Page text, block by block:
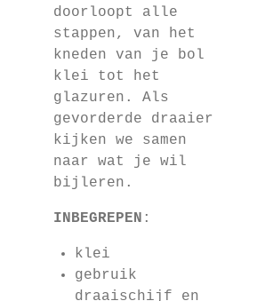
doorloopt alle
stappen, van het
kneden van je bol
klei tot het
glazuren. Als
gevorderde draaier
kijken we samen
naar wat je wil
bijleren.
INBEGREPEN :
klei
gebruik
draaischijf en